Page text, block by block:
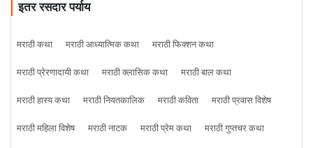
इतर रसदार पर्याय
मराठी कथा मराठी आध्यात्मिक कथा
मराठी फिक्शन कथा
मराठी प्रेरणादायी कथा
मराठी क्लासिक कथा
मराठी बाल कथा
मराठी हास्य कथा
मराठी नियतकालिक मराठी कविता
मराठी प्रवास विशेष
मराठी महिला विशेष
मराठी नाटक मराठी प्रेम कथा
मराठी गुप्तचर कथा